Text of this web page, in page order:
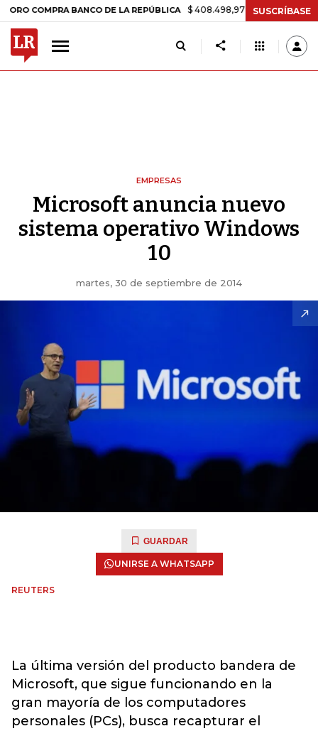
COMPRA BANCO DE LA REPÚBLICA $ 408.498,97 +$ 8.753,81 +2,19%
SUSCRÍBASE
EMPRESAS
Microsoft anuncia nuevo
sistema operativo Windows
10
martes, 30 de septiembre de 2014
GUARDAR
UNIRSE A WHATSAPP
REUTERS
La última versión del producto bandera de
Microsoft, que sigue funcionando en la
gran mayoría de los computadores
personales (PCs), busca recapturar el